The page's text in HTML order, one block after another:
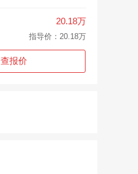
20.18万
指导价：20.18万
查报价